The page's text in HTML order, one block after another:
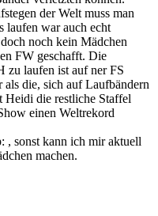
der Welt muss man
laufen war auch echt
noch kein Mädchen
FW geschafft. Die
zu laufen ist auf ner FS
als die, sich auf Laufbändern
Heidi die restliche Staffel
einen Weltrekord
, sonst kann ich mir aktuell
machen.